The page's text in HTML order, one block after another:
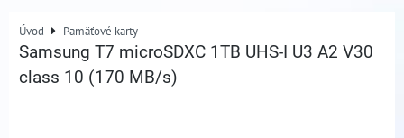
Úvod Pamäťové karty
Samsung T7 microSDXC 1TB UHS-I U3 A2 V30
class 10 (170 MB/s)